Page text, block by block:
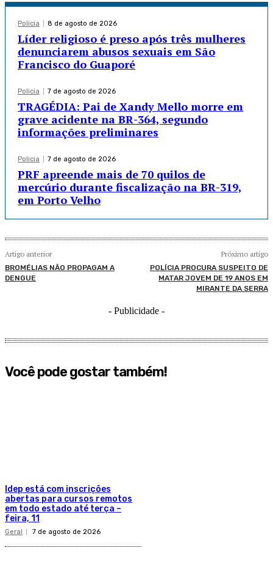
Policia 8 de agosto de 2026
Líder religioso é preso após três mulheres
denunciarem abusos sexuais em São
Francisco do Guaporé
Policia 7 de agosto de 2026
TRAGÉDIA: Pai de Xandy Mello morre em
grave acidente na BR-364, segundo
informações preliminares
Policia 7 de agosto de 2026
PRF apreende mais de 70 quilos de
mercúrio durante fiscalização na BR-319,
em Porto Velho
Artigo anterior
BROMÉLIAS NÃO PROPAGAM A
DENGUE
Próximo artigo
POLÍCIA PROCURA SUSPEITO DE
MATAR JOVEM DE 19 ANOS EM
MIRANTE DA SERRA
- Publicidade -
Você pode gostar também!
Idep está com inscrições
abertas para cursos remotos
em todo estado até terça –
feira, 11
Geral 7 de agosto de 2026